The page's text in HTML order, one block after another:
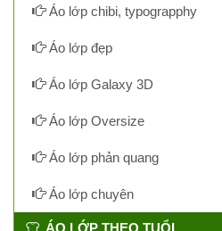
Áo lớp chibi, typograpphy
Áo lớp đẹp
Áo lớp Galaxy 3D
Áo lớp Oversize
Áo lớp phản quang
Áo lớp chuyên
ÁO LỚP THEO TUỔI